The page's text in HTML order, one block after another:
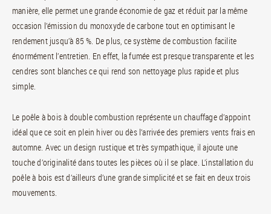
manière, elle permet une grande économie de gaz et réduit par la même
occasion l’émission du monoxyde de carbone tout en optimisant le
rendement jusqu’à 85 %. De plus, ce système de combustion facilite
énormément l’entretien. En effet, la fumée est presque transparente et les
cendres sont blanches ce qui rend son nettoyage plus rapide et plus
simple.
Le poêle à bois à double combustion représente un chauffage d’appoint
idéal que ce soit en plein hiver ou dès l’arrivée des premiers vents frais en
automne. Avec un design rustique et très sympathique, il ajoute une
touche d’originalité dans toutes les pièces où il se place. L’installation du
poêle à bois est d’ailleurs d’une grande simplicité et se fait en deux trois
mouvements.